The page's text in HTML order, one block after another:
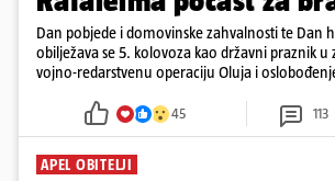
Dan pobjede i domovinske zahvalnosti te Dan
obilježava se 5. kolovoza kao državni praznik u
vojno-redarstvenu operaciju Oluja i
45 113
APEL OBITELJI